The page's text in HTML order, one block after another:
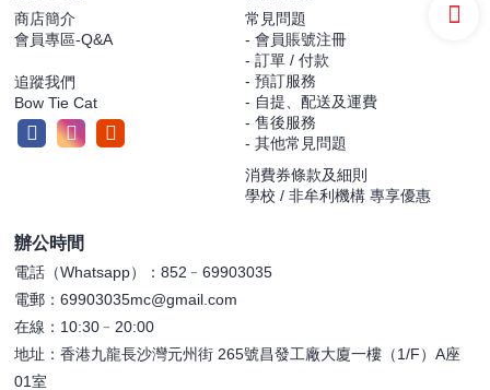
商店簡介
會員專區-Q&A
追蹤我們
Bow Tie Cat
常見問題
- 會員賬號注冊
- 訂單 / 付款
- 預訂服務
- 自提、配送及運費
- 售後服務
- 其他常見問題
消費券條款及細則
學校 / 非牟利機構 專享優惠
辦公時間
電話（Whatsapp）：852﹣69903035
電郵：69903035mc@gmail.com
在線：10:30﹣20:00
地址：香港九龍長沙灣元州街 265號昌發工廠大廈一樓（1/F）A座
01室